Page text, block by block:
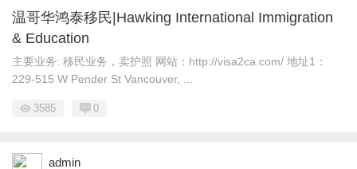
温哥华鸿泰移民|Hawking International Immigration
& Education
主要业务: 移民业务，卖护照 网站：http://visa2ca.com/ 地址1：
229-515 W Pender St Vancouver, ...
3585 0
admin